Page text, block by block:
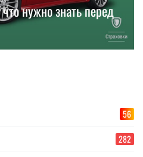
нужно знать перед
56
282